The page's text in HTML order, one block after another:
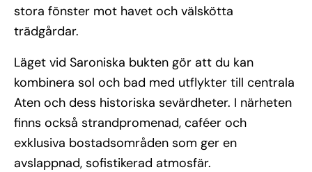
stora fönster mot havet och välskötta
trädgårdar.
Läget vid Saroniska bukten gör att du kan
kombinera sol och bad med utflykter till centrala
Aten och dess historiska sevärdheter. I närheten
finns också strandpromenad, caféer och
exklusiva bostadsområden som ger en
avslappnad, sofistikerad atmosfär.